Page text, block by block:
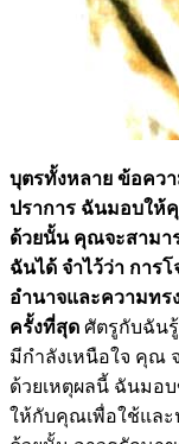
บุตรทั้งหลาย ข้อคว
ปราการ ฉันมอบให้
ด้วยนั้น คุณจะสามา
ฉันได้ จำไว้ว่า การ
อำนาจและความท
ครั้งที่สุด ศัตรูกับฉัน
มีกำลังเหนือใจ คุณ
ด้วยเหตุผลนี้ ฉันมอ
ให้กับคุณเพื่อใช้และ